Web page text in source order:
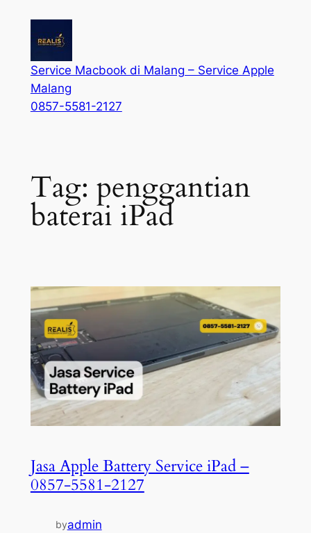
Service Macbook di Malang – Service Apple
Malang
0857-5581-2127
Tag: penggantian
baterai iPad
Jasa Apple Battery Service iPad –
0857-5581-2127
byadmin